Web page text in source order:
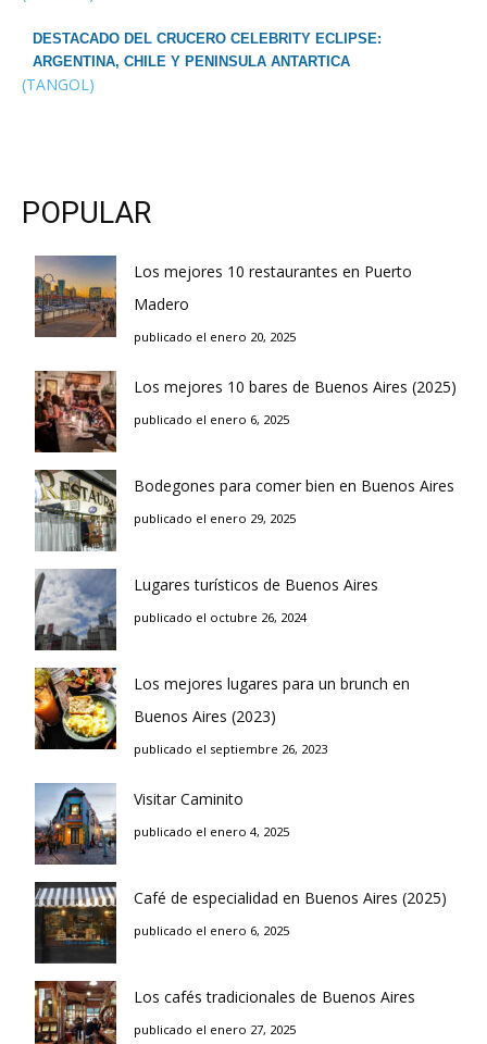
DESTACADO DEL CRUCERO CELEBRITY ECLIPSE:
ARGENTINA, CHILE Y PENINSULA ANTARTICA
(TANGOL)
POPULAR
Los mejores 10 restaurantes en Puerto
Madero
publicado el enero 20, 2025
Los mejores 10 bares de Buenos Aires (2025)
publicado el enero 6, 2025
Bodegones para comer bien en Buenos Aires
publicado el enero 29, 2025
Lugares turísticos de Buenos Aires
publicado el octubre 26, 2024
Los mejores lugares para un brunch en
Buenos Aires (2023)
publicado el septiembre 26, 2023
Visitar Caminito
publicado el enero 4, 2025
Café de especialidad en Buenos Aires (2025)
publicado el enero 6, 2025
Los cafés tradicionales de Buenos Aires
publicado el enero 27, 2025